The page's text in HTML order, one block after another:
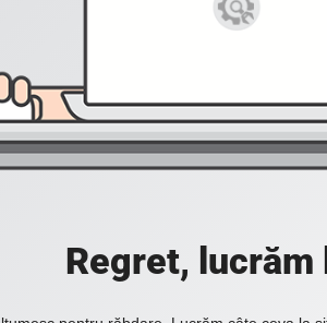
Regret, lucrăm